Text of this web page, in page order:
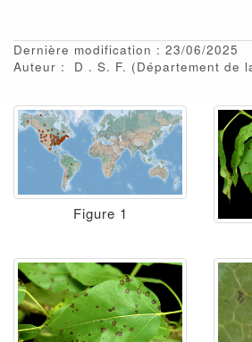
Dernière modification : 23/06/2025
Auteur :
D S. F. (Département de
Figure 1